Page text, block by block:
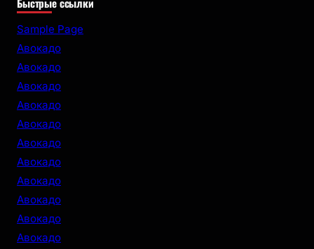
a
r
Sample Page
Авокадо
Авокадо
Авокадо
Авокадо
Авокадо
Авокадо
Авокадо
Авокадо
Авокадо
Авокадо
Авокадо